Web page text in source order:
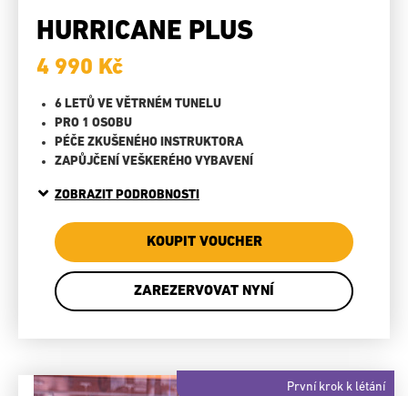
HURRICANE PLUS
4 990 Kč
6 LETŮ VE VĚTRNÉM TUNELU
PRO 1 OSOBU
PÉČE ZKUŠENÉHO INSTRUKTORA
ZAPŮJČENÍ VEŠKERÉHO VYBAVENÍ
ZOBRAZIT PODROBNOSTI
KOUPIT VOUCHER
ZAREZERVOVAT NYNÍ
První krok k létání